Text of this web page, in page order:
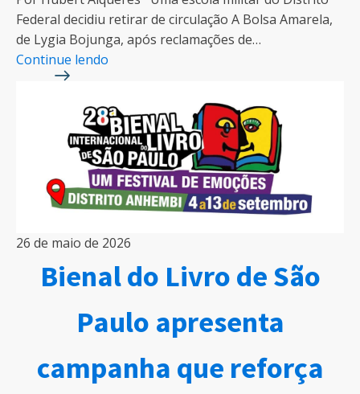
Federal decidiu retirar de circulação A Bolsa Amarela,
de Lygia Bojunga, após reclamações de…
Continue lendo
26 de maio de 2026
Bienal do Livro de São
Paulo apresenta
campanha que reforça